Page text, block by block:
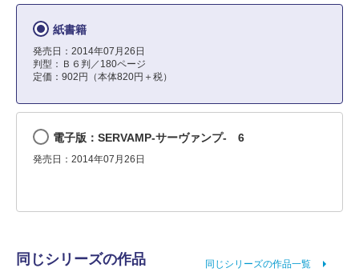
紙書籍
発売日：2014年07月26日
判型：Ｂ６判／180ページ
定価：902円（本体820円＋税）
電子版：SERVAMP-サーヴァンプ- 6
発売日：2014年07月26日
同じシリーズの作品 同じシリーズの作品一覧